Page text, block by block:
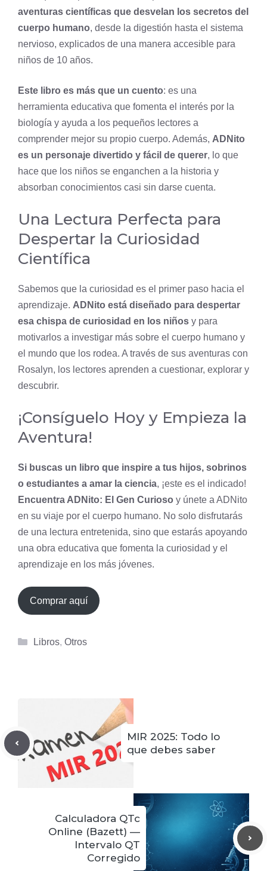
aventuras científicas que desvelan los secretos del
cuerpo humano, desde la digestión hasta el sistema
nervioso, explicados de una manera accesible para
niños de 10 años.
Este libro es más que un cuento: es una
herramienta educativa que fomenta el interés por la
biología y ayuda a los pequeños lectores a
comprender mejor su propio cuerpo. Además, ADNito
es un personaje divertido y fácil de querer, lo que
hace que los niños se enganchen a la historia y
absorban conocimientos casi sin darse cuenta.
Una Lectura Perfecta para
Despertar la Curiosidad
Científica
Sabemos que la curiosidad es el primer paso hacia el
aprendizaje. ADNito está diseñado para despertar
esa chispa de curiosidad en los niños y para
motivarlos a investigar más sobre el cuerpo humano y
el mundo que los rodea. A través de sus aventuras con
Rosalyn, los lectores aprenden a cuestionar, explorar y
descubrir.
¡Consíguelo Hoy y Empieza la
Aventura!
Si buscas un libro que inspire a tus hijos, sobrinos
o estudiantes a amar la ciencia, ¡este es el indicado!
Encuentra ADNito: El Gen Curioso y únete a ADNito
en su viaje por el cuerpo humano. No solo disfrutarás
de una lectura entretenida, sino que estarás apoyando
una obra educativa que fomenta la curiosidad y el
aprendizaje en los más jóvenes.
Comprar aquí
Categorías
Libros, Otros
MIR 2025: Todo lo
que debes saber
Calculadora QTc
Online (Bazett) —
Intervalo QT
Corregido